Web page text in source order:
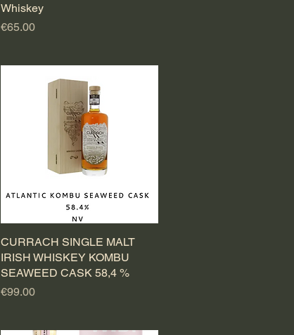
Whiskey
Price
€65.00
Quick View
CURRACH SINGLE MALT
IRISH WHISKEY KOMBU
SEAWEED CASK 58,4 %
Price
€99.00